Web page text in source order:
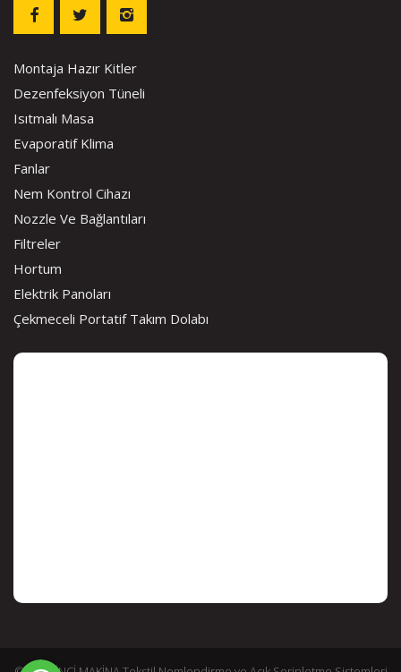
Montaja Hazır Kitler
Dezenfeksiyon Tüneli
Isıtmalı Masa
Evaporatif Klima
Fanlar
Nem Kontrol Cihazı
Nozzle Ve Bağlantıları
Filtreler
Hortum
Elektrik Panoları
Çekmeceli Portatif Takım Dolabı